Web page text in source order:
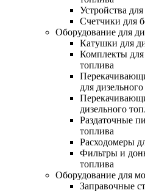
Устройства
Счетчики для
Оборудование для
Катушки для
Комплекты для
топлива
для
дизельного
Раздаточные
топлива
Расходомеры
Фильтры и
топлива
Оборудование для
Заправочные